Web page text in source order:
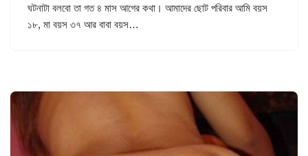
ঘটনাটা বলবো তা গত ৪ মাস আগের কথা। আমাদের ছোট পরিবার আমি বয়স
১৮, মা বয়স ৩৭ আর বাবা বয়স…